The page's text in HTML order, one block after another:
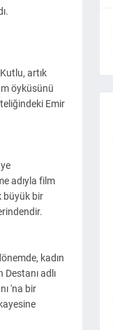
artık
öyküsünü
Emir
adıyla film
büyük bir
kadın
adlı
'na bir